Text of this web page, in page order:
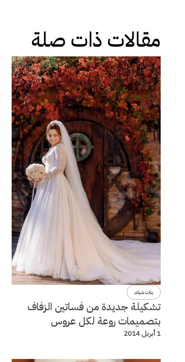
مقالات ذات صلة
بنات شيك
تشكيلة جديدة من فساتين الزفاف
بتصميمات روعة لكل عروس
1 أبريل 2014